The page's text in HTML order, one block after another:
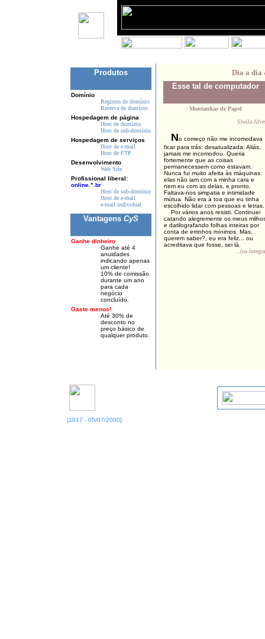
Produtos
Domínio
Registro de domínio
Reserva de domínio
Hospedagem de página
Host de domínio
Host de sub-domínio
Hospedagem de serviços
Host de e-mail
Host de FTP
Desenvolvimento
Web Site
Profissional liberal:
online.".br
Host de sub-domínio
Host de e-mail
e-mail individual
Vantagens CyS
Ganhe dinheiro
Ganhe até 4
anuidades
indicando apenas
um cliente!
10% de comissão
durante um ano
para cada
negócio
concluído.
Gaste menos!
Até 30% de
desconto no
preço básico de
qualquer produto.
Dia a dia
Esse tal de computador
Montanhas de Papel
Sheila
No começo não me incomodava
ficar para trás: desatualizada. Aliás,
jamais me incomodou. Queria
fortemente que as coisas
permanecessem como estavam.
Nunca fui muito afeita às máquinas:
elas não iam com a minha cara e
nem eu com as delas, e pronto.
Faltava-nos simpatia e intimidade
mútua. Não era à toa que eu tinha
escolhido lidar com pessoas e letras.
Por vários anos resisti. Continuei
catando alegremente os meus
e datilografando folhas inteiras por
conta de errinhos mínimos. Mas,
querem saber?, eu era feliz... ou
acreditava que fosse, sei lá.
...(na
[1017 - 05/07/2000]